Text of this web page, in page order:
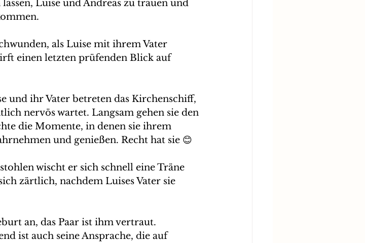
Luise und Andreas zu trauen und
als Luise mit ihrem Vater
einen letzten prüfenden Blick auf
und ihr Vater betreten das Kirchenschiff,
nervös wartet. Langsam gehen sie den
die Momente, in denen sie ihrem
und genießen. Recht hat sie 😊
wischt er sich schnell eine Träne
zärtlich, nachdem Luises Vater sie
an, das Paar ist ihm vertraut.
ist auch seine Ansprache, die auf